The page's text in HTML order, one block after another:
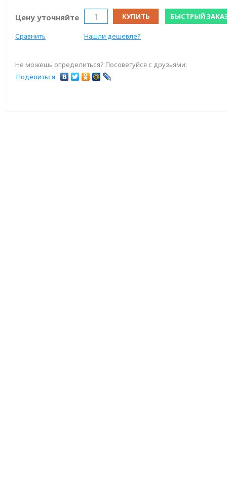
Цену уточняйте КУПИТЬ БЫСТРЫЙ
Сравнить Нашли дешевле?
Не можешь определиться? Посоветуйся с друзьями:
Поделиться